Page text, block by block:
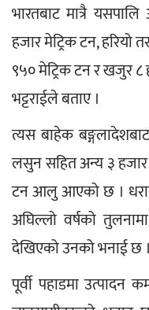
भारतबाट मात्रै
हजार मेट्रिक टन, हरियो
९५० मेट्रिक टन र खजुर
भट्टराईले बताए ।
त्यस बाहेक
लसुन सहित अन्य ३ हजार
टन आलु आएको छ ।
अघिल्लो वर्षको
देखिएको उनको भनाई छ ।
पूर्वी पहाडमा उत्पादन